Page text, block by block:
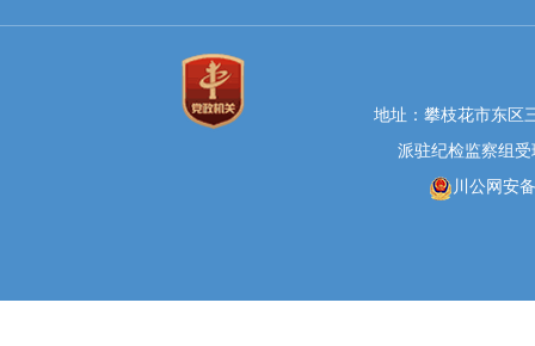
地址：攀枝花市东区
派驻纪检监察组受
川公网安